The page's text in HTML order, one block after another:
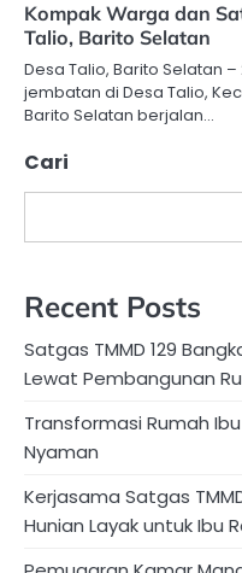
Kompak Warga dan
Talio, Barito Selatan
Desa Talio, Barito Selatan
jembatan di Desa Talio,
Barito Selatan berjalan…
Cari
Recent Posts
Satgas TMMD 129
Lewat Pembangunan
Transformasi Rumah
Nyaman
Kerjasama Satgas
Hunian Layak untuk Ibu